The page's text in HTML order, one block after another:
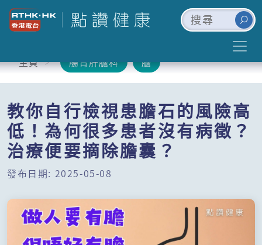
主頁 腸胃肝膽科 膽
教你自行檢視患膽石的風險高
低！為何很多患者沒有病徵？
治療便要摘除膽囊？
發布日期: 2025-05-08